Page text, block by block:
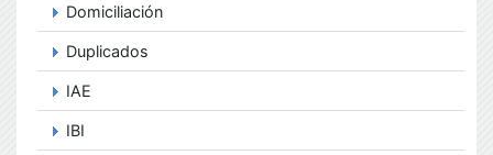
Domiciliación
Duplicados
IAE
IBI